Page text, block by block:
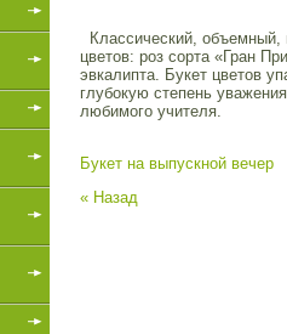
Классический, объемный,
цветов: роз сорта «Гран
эвкалипта. Букет цветов
глубокую степень
любимого учителя.
Букет на выпускной вечер
« Назад